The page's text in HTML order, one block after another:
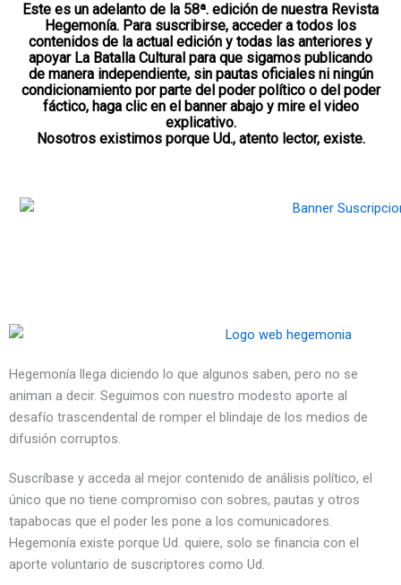
Este es un adelanto de la 58ª. edición de nuestra Revista
Hegemonía. Para suscribirse, acceder a todos los
contenidos de la actual edición y todas las anteriores y
apoyar La Batalla Cultural para que sigamos publicando
de manera independiente, sin pautas oficiales ni ningún
condicionamiento por parte del poder político o del poder
fáctico, haga clic en el banner abajo y mire el video
explicativo.
Nosotros existimos porque Ud., atento lector, existe.
Hegemonía llega diciendo lo que algunos saben, pero no se
animan a decir. Seguimos con nuestro modesto aporte al
desafío trascendental de romper el blindaje de los medios de
difusión corruptos.
Suscríbase y acceda al mejor contenido de análisis político, el
único que no tiene compromiso con sobres, pautas y otros
tapabocas que el poder les pone a los comunicadores.
Hegemonía existe porque Ud. quiere, solo se financia con el
aporte voluntario de suscriptores como Ud.